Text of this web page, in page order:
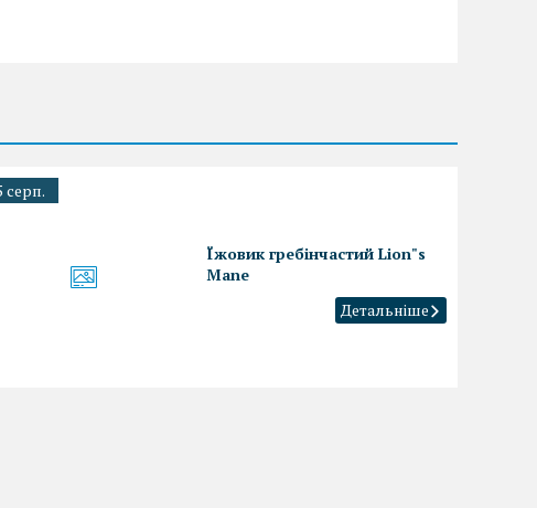
серп.
Їжовик гребінчастий Lion"s
Mane